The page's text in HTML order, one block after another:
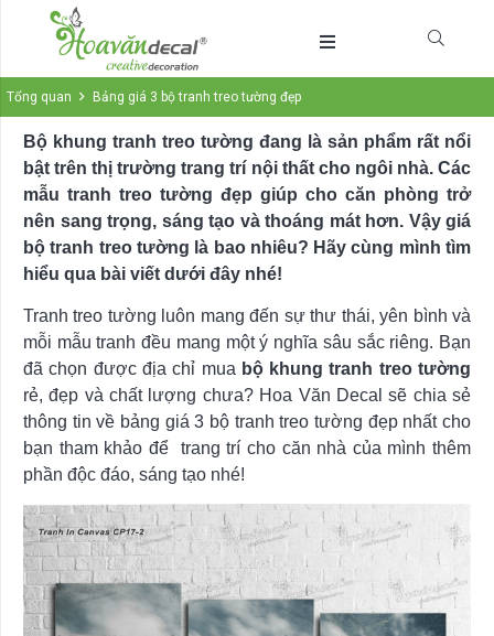
Tổng quan Bảng giá 3 bộ tranh treo tường đẹp
Bộ khung tranh treo tường đang là sản phẩm rất nổi
bật trên thị trường trang trí nội thất cho ngôi nhà. Các
mẫu tranh treo tường đẹp giúp cho căn phòng trở
nên sang trọng, sáng tạo và thoáng mát hơn. Vậy giá
bộ tranh treo tường là bao nhiêu? Hãy cùng mình tìm
hiểu qua bài viết dưới đây nhé!
Tranh treo tường luôn mang đến sự thư thái, yên bình và
mỗi mẫu tranh đều mang một ý nghĩa sâu sắc riêng. Bạn
đã chọn được địa chỉ mua bộ khung tranh treo tường
rẻ, đẹp và chất lượng chưa? Hoa Văn Decal sẽ chia sẻ
thông tin về bảng giá 3 bộ tranh treo tường đẹp nhất cho
bạn tham khảo để trang trí cho căn nhà của mình thêm
phần độc đáo, sáng tạo nhé!